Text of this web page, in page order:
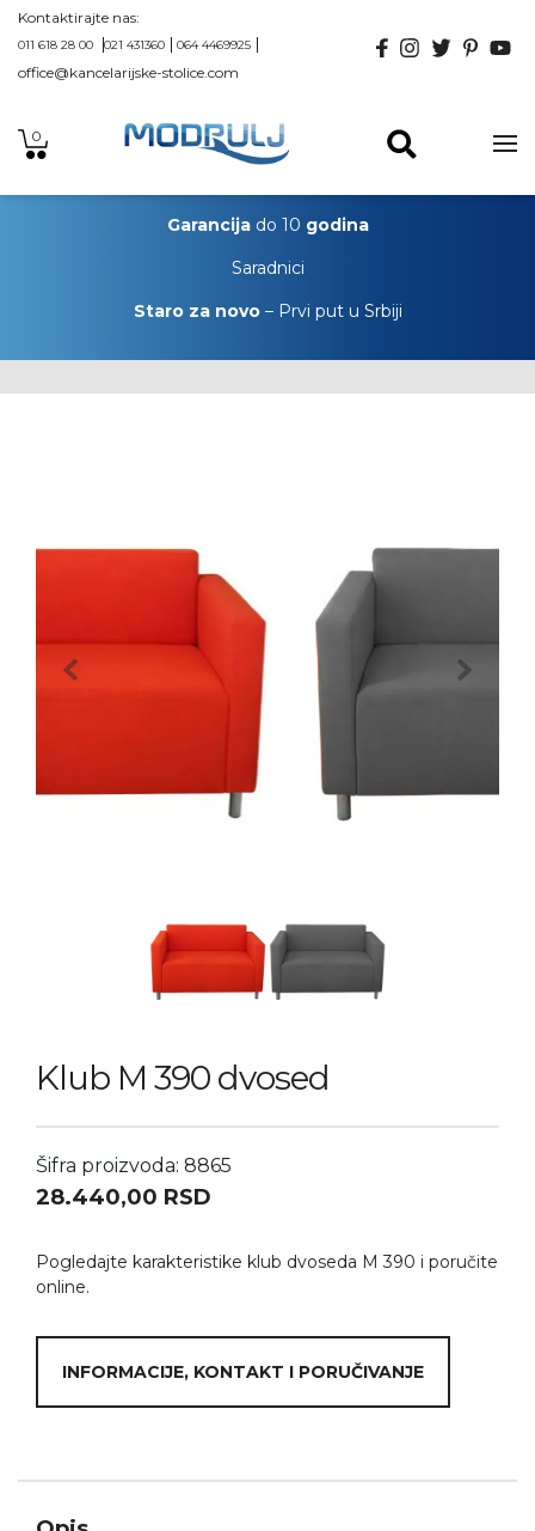
Kontaktirajte nas:
011 618 28 00 021 431360 064 4469925
office@kancelarijske-stolice.com
0
Garancijado 10 godina
Saradnici
Staro za novo– Prvi put u Srbiji
Previous Next
Klub M 390 dvosed
Šifra proizvoda: 8865
28.440,00 RSD
Pogledajte karakteristike klub dvoseda M 390 i poručite
online.
INFORMACIJE, KONTAKT I PORUČIVANJE